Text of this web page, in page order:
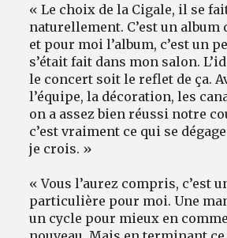
« Le choix de la Cigale, il se
naturellement. C’est un album
et pour moi l’album, c’est un
s’était fait dans mon salon.
le concert soit le reflet de ça.
l’équipe, la décoration, les
on a assez bien réussi notre
c’est vraiment ce qui se
je crois. »
« Vous l’aurez compris, c’est
particulière pour moi. Une
un cycle pour mieux en